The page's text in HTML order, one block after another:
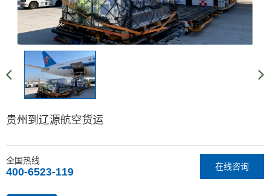
贵州到辽源航空货运
全国热线
400-6523-119 在线咨询